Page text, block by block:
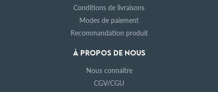
Conditions de livraisons
Modes de paiement
Recommandation produit
À PROPOS DE NOUS
Nous connaître
CGV/CGU